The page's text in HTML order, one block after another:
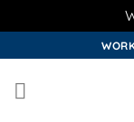
to
content